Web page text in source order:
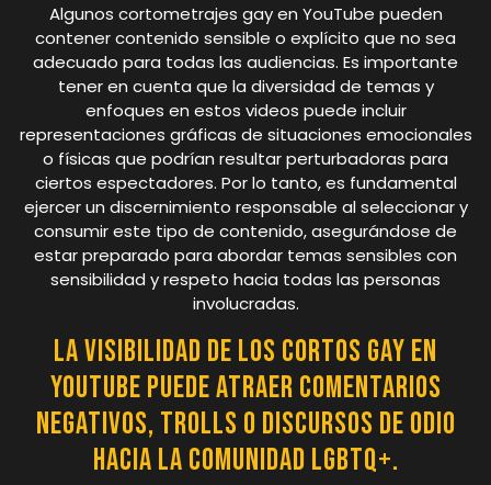
Algunos cortometrajes gay en YouTube pueden
contener contenido sensible o explícito que no sea
adecuado para todas las audiencias. Es importante
tener en cuenta que la diversidad de temas y
enfoques en estos videos puede incluir
representaciones gráficas de situaciones emocionales
o físicas que podrían resultar perturbadoras para
ciertos espectadores. Por lo tanto, es fundamental
ejercer un discernimiento responsable al seleccionar y
consumir este tipo de contenido, asegurándose de
estar preparado para abordar temas sensibles con
sensibilidad y respeto hacia todas las personas
involucradas.
La visibilidad de los cortos gay en
YouTube puede atraer comentarios
negativos, trolls o discursos de odio
hacia la comunidad LGBTQ+.